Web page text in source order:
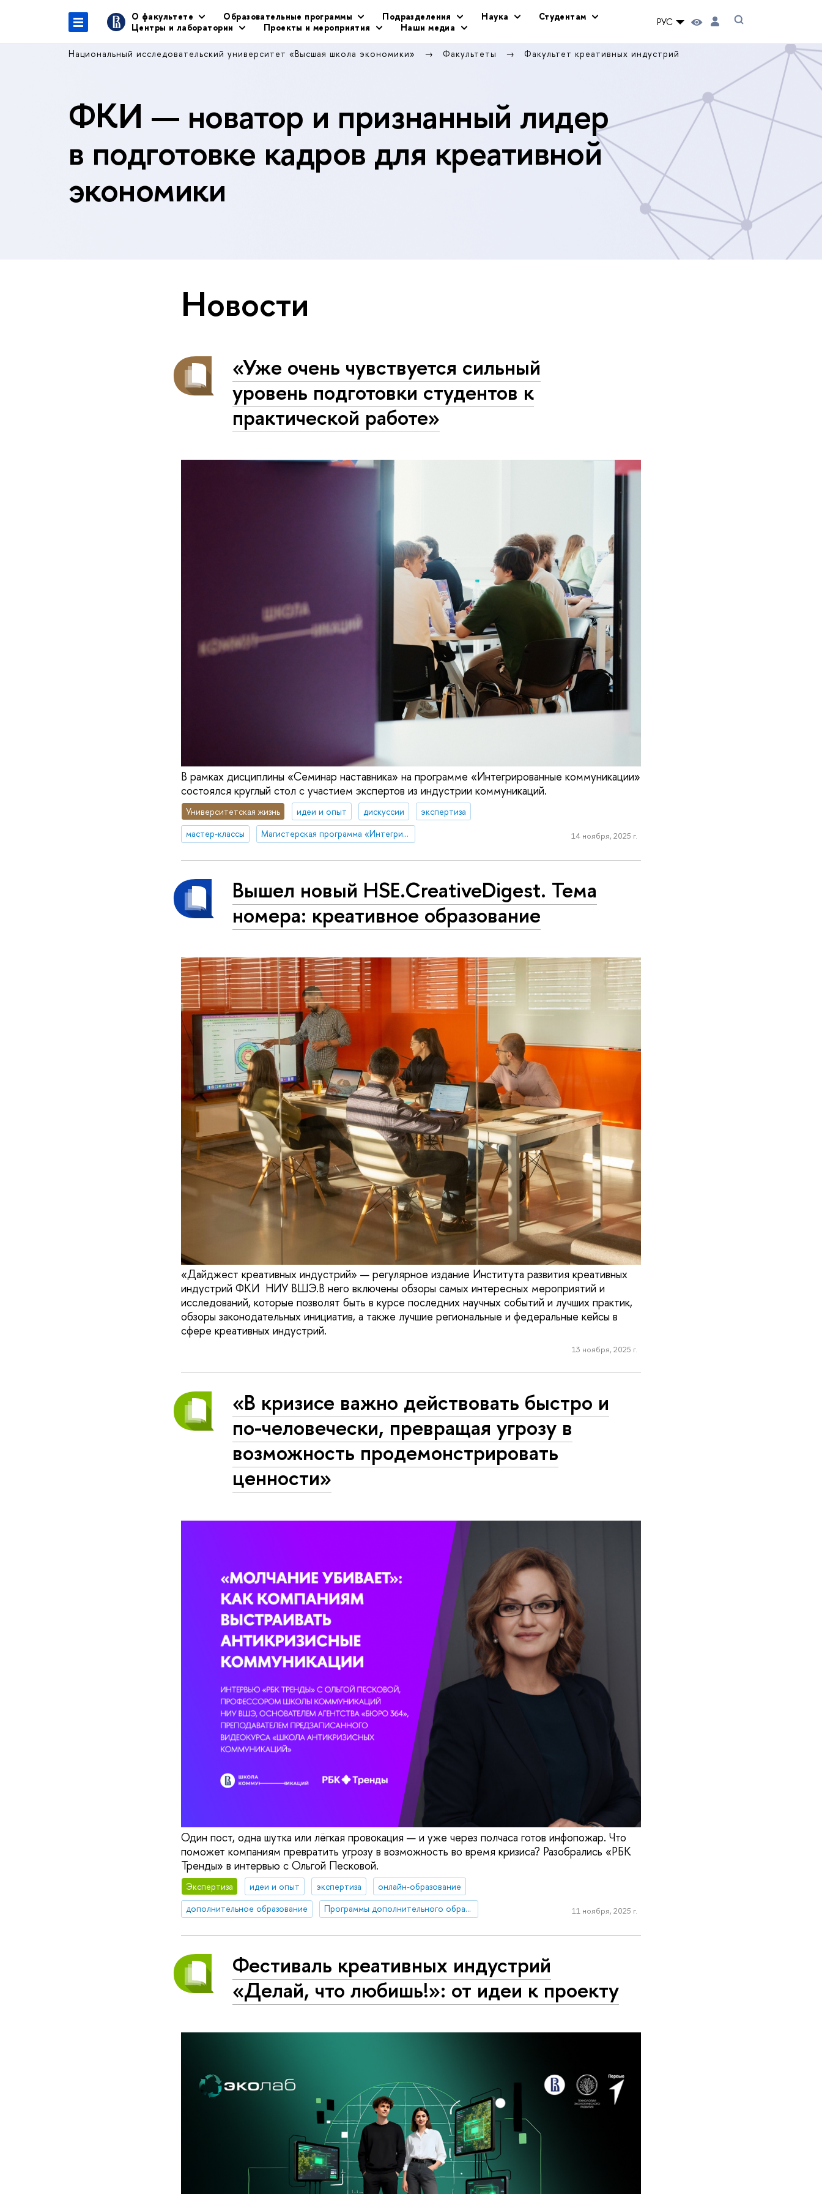
О факультете Образовательные программы Подразделения Наука
Студентам
Центры и лаборатории
Проекты и мероприятия Наши медиа РУС
Национальный исследовательский университет «Высшая школа экономики» Факультеты Факультет креативных индустрий
ФКИ — новатор и признанный лидер
в подготовке кадров для креативной
экономики
Новости
«Уже очень чувствуется сильный
уровень подготовки студентов к
практической работе»
В рамках дисциплины «Семинар наставника» на программе «Интегрированные коммуникации»
состоялся круглый стол с участием экспертов из индустрии коммуникаций.
Университетская жизнь идеи и опыт дискуссии
экспертиза
мастер-классы
Магистерская программа «Интегрированные коммуникации» 14 ноября, 2025 г.
Вышел новый HSE.CreativeDigest. Тема
номера: креативное образование
«Дайджест креативных индустрий» — регулярное издание Института развития креативных
индустрий ФКИ НИУ ВШЭ.В него включены обзоры самых интересных мероприятий и
исследований, которые позволят быть в курсе последних научных событий и лучших практик,
обзоры законодательных инициатив, а также лучшие региональные и федеральные кейсы в
сфере креативных индустрий.
13 ноября, 2025 г.
«В кризисе важно действовать быстро и
по-человечески, превращая угрозу в
возможность продемонстрировать
ценности»‎
Один пост, одна шутка или лёгкая провокация — и уже через полчаса готов инфопожар. Что
поможет компаниям превратить угрозу в возможность во время кризиса? Разобрались «РБК
Тренды» в интервью с Ольгой Песковой.
Экспертиза идеи и опыт экспертиза
онлайн-образование
дополнительное образование
Программы дополнительного образования Школы коммуникаций 11 ноября, 2025 г.
Фестиваль креативных индустрий
«Делай, что любишь!»: от идеи к проекту